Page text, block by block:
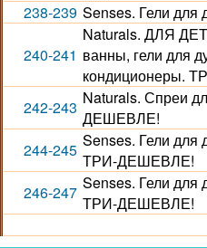
238-239 Senses. Гели для
240-241
Naturals. ДЛЯ
ванны, гели для
кондиционеры.
242-243 Naturals. Спреи
ДЕШЕВЛЕ!
244-245 Senses. Гели для
ТРИ-ДЕШЕВЛЕ!
246-247 Senses. Гели для
ТРИ-ДЕШЕВЛЕ!